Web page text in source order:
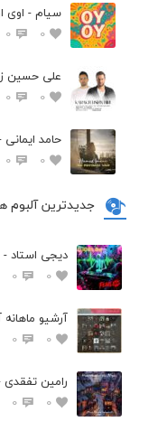
سیام - اوی
0
0
علی حسین
0
0
حامد
0
0
جدیدترین آلبوم
دیجی استاد
0
0
آرشیو ماهانه آذر
0
0
رامین
0
0